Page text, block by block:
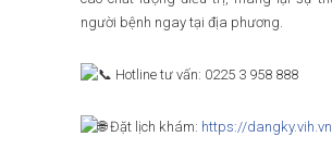
người bệnh ngay tại địa phương.
Hotline tư vấn: 0225 3 958 888
Đặt lịch khám: https://